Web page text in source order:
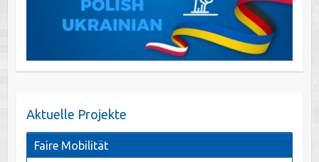
Aktuelle Projekte
Faire Mobilität